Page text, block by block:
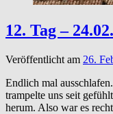
12. Tag –
Veröffentlicht am 26.
Endlich mal
trampelte uns seit
herum. Also war es